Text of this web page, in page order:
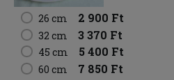
26 cm 2 900 Ft
32 cm 3 370 Ft
45 cm 5 400 Ft
60 cm 7 850 Ft